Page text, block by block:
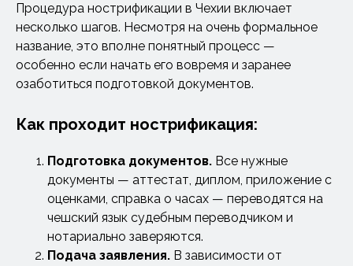
Процедура нострификации в Чехии включает
несколько шагов. Несмотря на очень формальное
название, это вполне понятный процесс —
особенно если начать его вовремя и заранее
озаботиться подготовкой документов.
Как проходит нострификация:
Подготовка документов. Все нужные
документы — аттестат, диплом, приложение с
оценками, справка о часах — переводятся на
чешский язык судебным переводчиком и
нотариально заверяются.
Подача заявления. В зависимости от